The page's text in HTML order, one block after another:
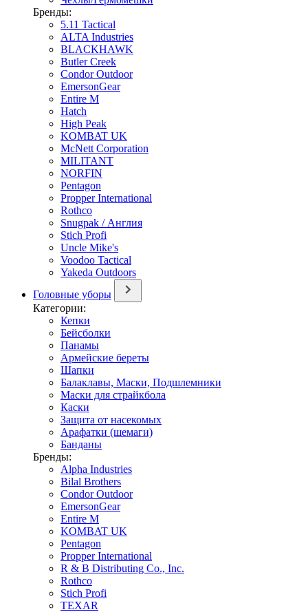
Бренды:
5.11 Tactical
ALTA Industries
BLACKHAWK
Butler Creek
Condor Outdoor
EmersonGear
Entire M
Hatch
High Peak
KOMBAT UK
McNett Corporation
MILITANT
NORFIN
Pentagon
Propper International
Rothco
Snugpak / Англия
Stich Profi
Uncle Mike's
Voodoo Tactical
Yakeda Outdoors
Головные уборы
Категории:
Кепки
Бейсболки
Панамы
Армейские береты
Шапки
Балаклавы, Маски, Подшлемники
Маски для страйкбола
Каски
Защита от насекомых
Арафатки (шемаги)
Банданы
Бренды:
Alpha Industries
Bilal Brothers
Condor Outdoor
EmersonGear
Entire M
KOMBAT UK
Pentagon
Propper International
R & B Distributing Co., Inc.
Rothco
Stich Profi
TEXAR